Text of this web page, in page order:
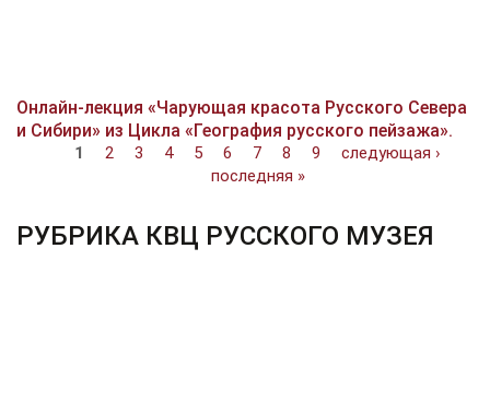
Онлайн-лекция «Чарующая красота Русского Севера
и Сибири» из Цикла «География русского пейзажа».
Страницы
1 2 3 4 5 6 7 8 9
следующая ›
последняя »
РУБРИКА КВЦ РУССКОГО МУЗЕЯ